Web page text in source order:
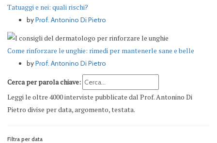
Tatuaggi e nei: quali rischi?
byProf. Antonino Di Pietro
Come rinforzare le unghie: rimedi per mantenerle sane e belle
byProf. Antonino Di Pietro
Cerca per parola chiave:
Leggi le oltre 4000 interviste pubblicate dal Prof. Antonino Di
Pietro divise per data, argomento, testata.
Filtra per data